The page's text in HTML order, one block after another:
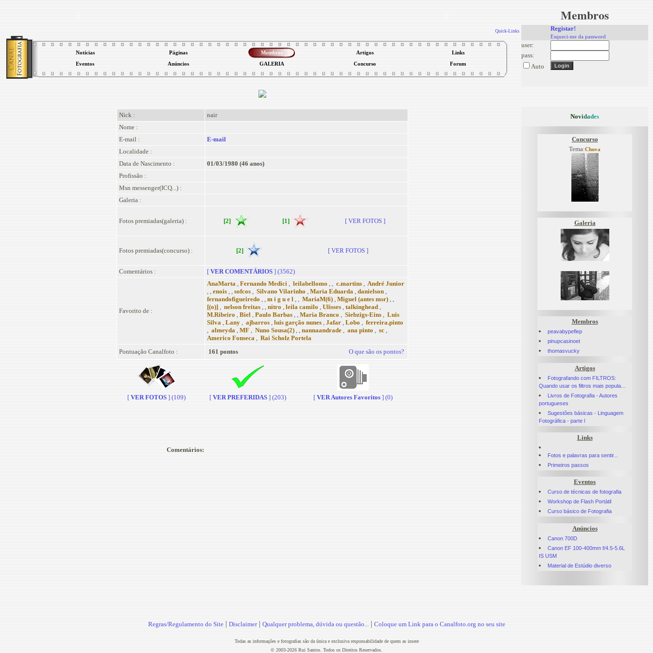
Quick-Links
Notícias Páginas Membros Artigos Links
Eventos Anúncios GALERIA Concurso Forum
Nick :
nair
Nome :
E-mail :
E-mail
Localidade :
Data de Nascimento :
01/03/1980 (46 anos)
Profissão :
Msn messenger(ICQ...) :
Galeria :
Fotos premiadas(galeria) : [2] [1] [ VER FOTOS ]
Fotos premiadas(concurso) : [2] [ VER FOTOS ]
Comentários : [VER COMENTÁRIOS ] (3562)
Favorito de :
AnaMarta , Fernando Medici , leilabellomo , , c.martins , André Junior
, , enois , , sofcos , Silvano Vilarinho , Maria Eduarda , danielson ,
fernandofigueiredo , , m i g u e l , , MariaM(6) , Miguel (antes msr) , ,
[(o)] , nelson freitas , , nitro , leila camilo , Ulisses , talkinghead ,
M.Ribeiro , Biel , Paulo Barbas , , Maria Branco , Siebzigs-Eins , Luis
Silva , Lany , ajbarros , luis garção nunes , Jafar , Lobo , ferreira.pinto
, almeyda , MF , Nuno Sousa(2) , , nannaandrade , ana pinto , sc ,
Americo Fonseca , Rai Scholz Portela
Pontuação Canalfoto :
161 pontos O que são os pontos?
[ VER FOTOS ] (109) [ VER PREFERIDAS ] (203) [ VER Autores Favoritos ] (0)
Comentários:
Membros
Registar!
Esqueci-me da password
user:
pass:
Auto
Novidades
Concurso
Tema:Chuva
Galeria
Membros
peavabypeflep
pinupcasinoet
thomasvucky
Artigos
Fotografando com FILTROS:
Quando usar os filtros mais popula...
Livros de Fotografia - Autores
portugueses
Sugestões básicas - Linguagem
Fotográfica - parte l
Links
Fotos e palavras para sentir...
Primeiros passos
Eventos
Curso de técnicas de fotografia
Workshop de Flash Portàtil
Curso básico de Fotografia
Anúncios
Canon 700D
Canon EF 100-400mm f/4.5-5.6L
IS USM
Material de Estúdio diverso
Regras/Regulamento do Site| Disclaimer| Qualquer problema, dúvida ou questão... | Coloque um Link para o Canalfoto.org no seu site
Todas as informações e fotografias são da única e exclusiva responsabilidade de quem as insere
© 2003-2026 Rui Santos. Todos os Direitos Reservados.